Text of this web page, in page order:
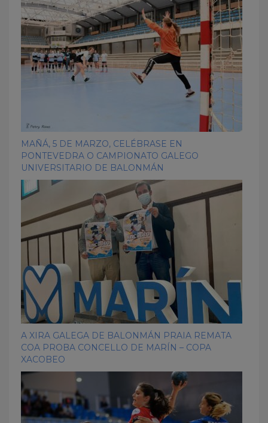
MAÑÁ, 5 DE MARZO, CELÉBRASE EN
PONTEVEDRA O CAMPIONATO GALEGO
UNIVERSITARIO DE BALONMÁN
A XIRA GALEGA DE BALONMÁN PRAIA REMATA
COA PROBA CONCELLO DE MARÍN – COPA
XACOBEO